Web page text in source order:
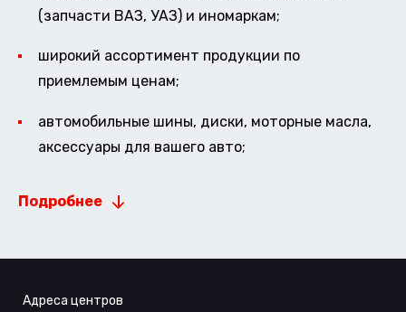
(запчасти ВАЗ, УАЗ) и иномаркам;
широкий ассортимент продукции по
приемлемым ценам;
автомобильные шины, диски, моторные масла,
аксессуары для вашего авто;
Подробнее
Адреса центров